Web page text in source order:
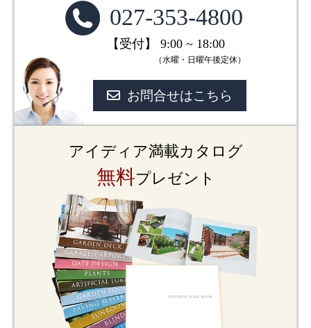
027-353-4800
【受付】 9:00 ~ 18:00
（水曜・日曜午後定休）
お問合せはこちら
アイディア満載カタログ
無料プレゼント